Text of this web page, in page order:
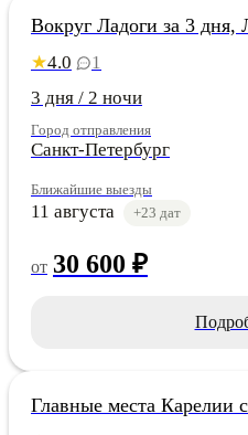
Вокруг Ладоги за 3
★4.0
1
3 дня / 2 ночи
Город отправления
Санкт-Петербург
Ближайшие выезды
11 августа +23 дат
от 30 600 ₽
Главные места Карелии